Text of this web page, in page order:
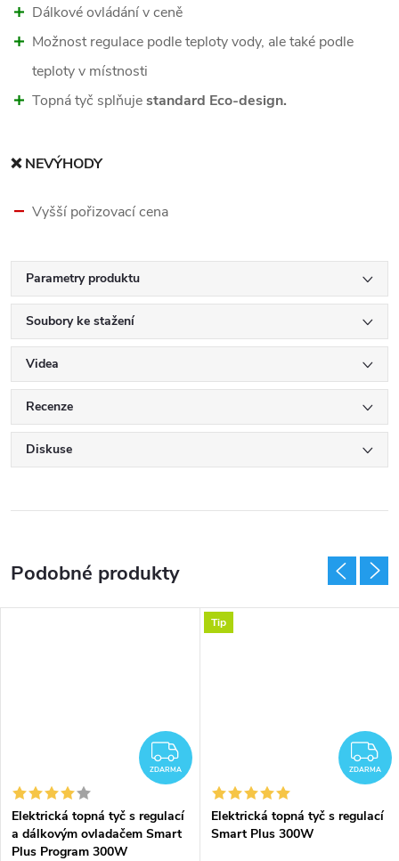
Dálkové ovládání v ceně
Možnost regulace podle teploty vody, ale také podle
teploty v místnosti
Topná tyč splňujestandard Eco-design.
❌ NEVÝHODY
Vyšší pořizovací cena
Parametry produktu
Soubory ke stažení
Videa
Recenze
Diskuse
ZDARMA
ZDARMA
Elektrická topná tyč s regulací
a dálkovým ovladačem Smart
Plus Program 300W
Tip
ZDARMA
Elektrická topná tyč s regulací
Smart Plus 300W